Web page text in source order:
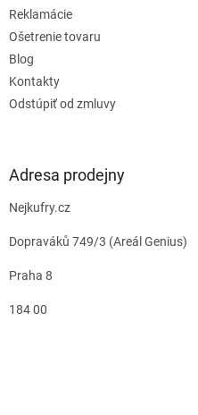
Reklamácie
Ošetrenie tovaru
Blog
Kontakty
Odstúpiť od zmluvy
Adresa prodejny
Nejkufry.cz
Dopraváků 749/3 (Areál Genius)
Praha 8
184 00